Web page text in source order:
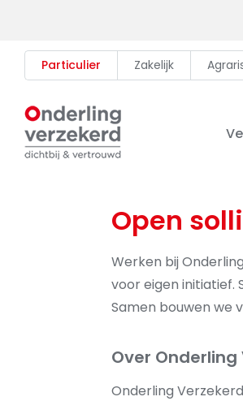
contentParticulier Zakelijk
Open
Werken bij
voor eigen initiatief.
Samen bouwen we
Over Onderling
Onderling